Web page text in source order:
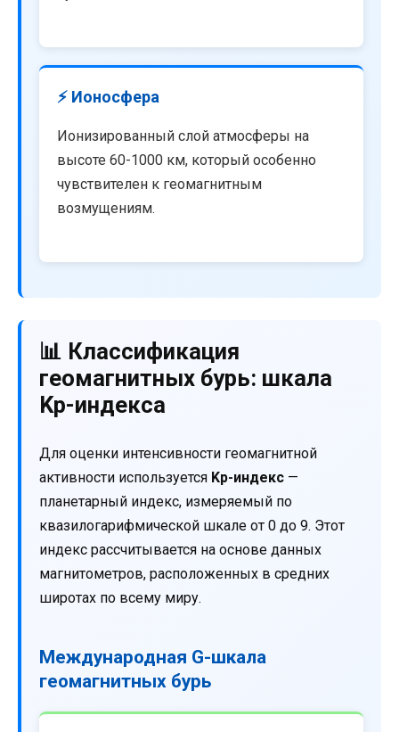
⚡ Ионосфера
Ионизированный слой атмосферы на
высоте 60-1000 км, который особенно
чувствителен к геомагнитным
возмущениям.
📊 Классификация
геомагнитных бурь: шкала
Kp-индекса
Для оценки интенсивности геомагнитной
активности используется Kp-индекс —
планетарный индекс, измеряемый по
квазилогарифмической шкале от 0 до 9. Этот
индекс рассчитывается на основе данных
магнитометров, расположенных в средних
широтах по всему миру.
Международная G-шкала
геомагнитных бурь